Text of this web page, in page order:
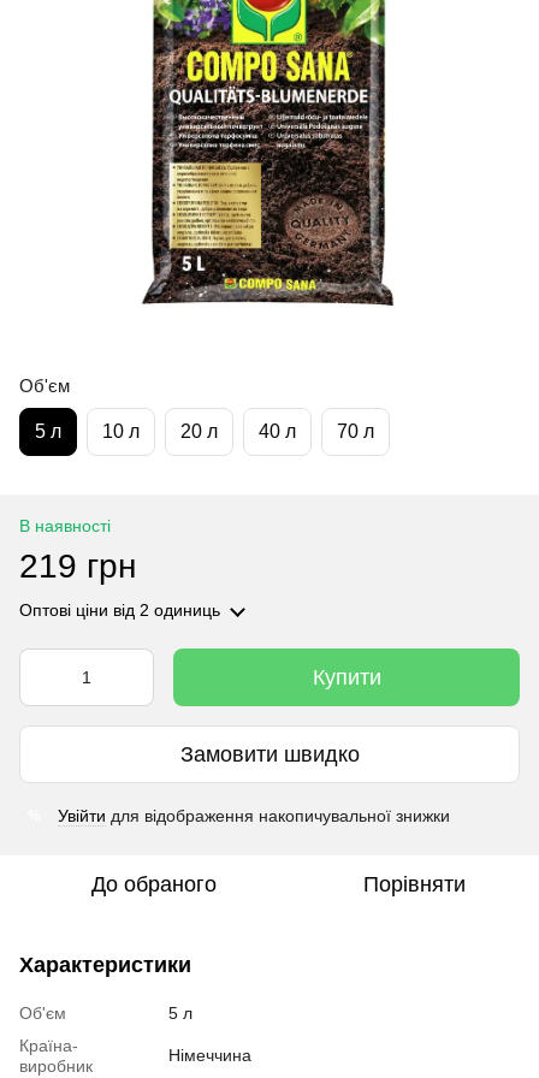
Об'єм
5 л 10 л 20 л 40 л 70 л
В наявності
219 грн
Оптові ціни від 2 одиниць
Купити
Замовити швидко
Увійти для відображення накопичувальної знижки
До обраного Порівняти
Характеристики
Об'єм
5 л
Країна-
виробник
Німеччина